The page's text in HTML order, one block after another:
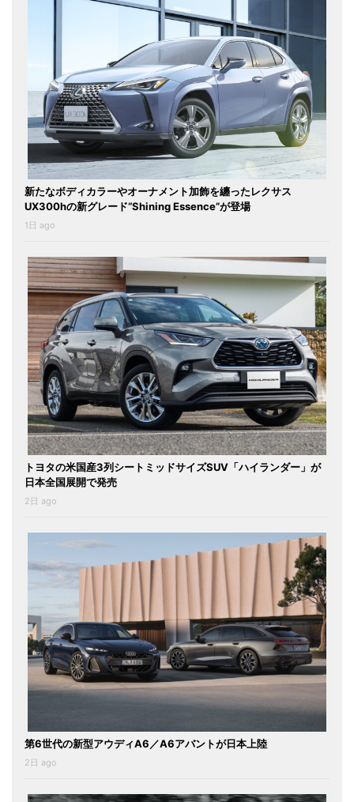
新たなボディカラーやオーナメント加飾を纏ったレクサス
UX300hの新グレード“Shining Essence”が登場
1日 ago
トヨタの米国産3列シートミッドサイズSUV「ハイランダー」が
日本全国展開で発売
2日 ago
第6世代の新型アウディA6／A6アバントが日本上陸
2日 ago